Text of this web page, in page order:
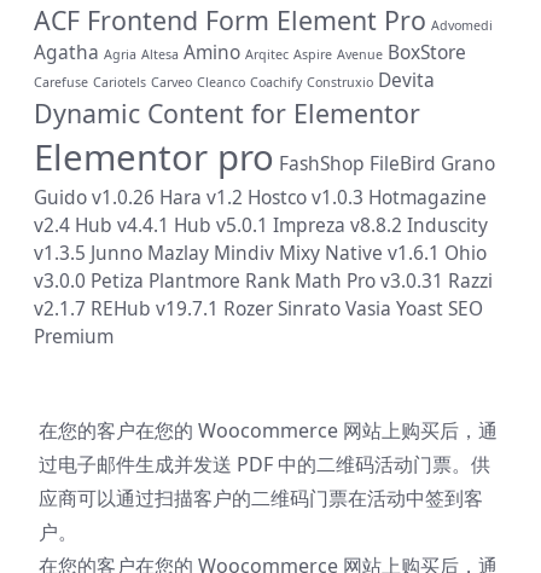
ACF Frontend Form Element Pro Advomedi
Agatha Agria Altesa Amino Arqitec Aspire Avenue BoxStore
Carefuse Cariotels Carveo Cleanco Coachify Construxio Devita
Dynamic Content for Elementor
Elementor pro FashShop FileBird Grano
Guido v1.0.26 Hara v1.2 Hostco v1.0.3 Hotmagazine
v2.4 Hub v4.4.1 Hub v5.0.1 Impreza v8.8.2 Induscity
v1.3.5 Junno Mazlay Mindiv Mixy Native v1.6.1 Ohio
v3.0.0 Petiza Plantmore Rank Math Pro v3.0.31 Razzi
v2.1.7 REHub v19.7.1 RozerSinratoVasia Yoast SEO
Premium
在您的客户在您的 Woocommerce 网站上购买后，通
过电子邮件生成并发送 PDF 中的二维码活动门票。供
应商可以通过扫描客户的二维码门票在活动中签到客
户。
在您的客户在您的 Woocommerce 网站上购买后，通